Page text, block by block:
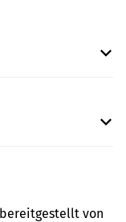
bereitgestellt von